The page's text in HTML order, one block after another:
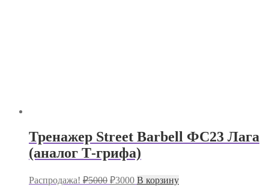
Тренажер Street Barbell ФС23 Лага
(аналог Т-грифа)
Распродажа! ₽5000 Первоначальная
₽3000Текущая
цена:
В корзину